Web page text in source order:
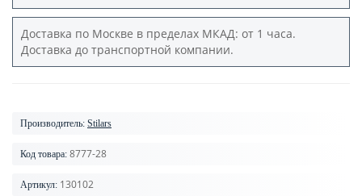
Доставка по Москве в пределах МКАД: от 1 часа.
Доставка до транспортной компании.
Производитель: Stilars
Код товара: 8777-28
Артикул: 130102